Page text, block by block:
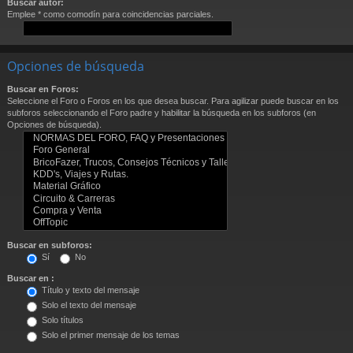
Buscar autor:
Emplee * como comodín para coincidencias parciales.
Opciones de búsqueda
Buscar en Foros:
Seleccione el Foro o Foros en los que desea buscar. Para agilizar puede buscar en los
subforos seleccionando el Foro padre y habilitar la búsqueda en los subforos (en
Opciones de búsqueda).
Buscar en subforos:
Sí
No
Buscar en :
Título y texto del mensaje
Solo el texto del mensaje
Solo títulos
Solo el primer mensaje de los temas